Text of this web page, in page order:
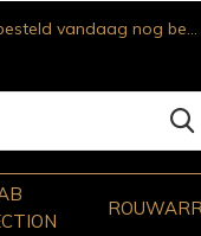
vandaag nog bezorgd!